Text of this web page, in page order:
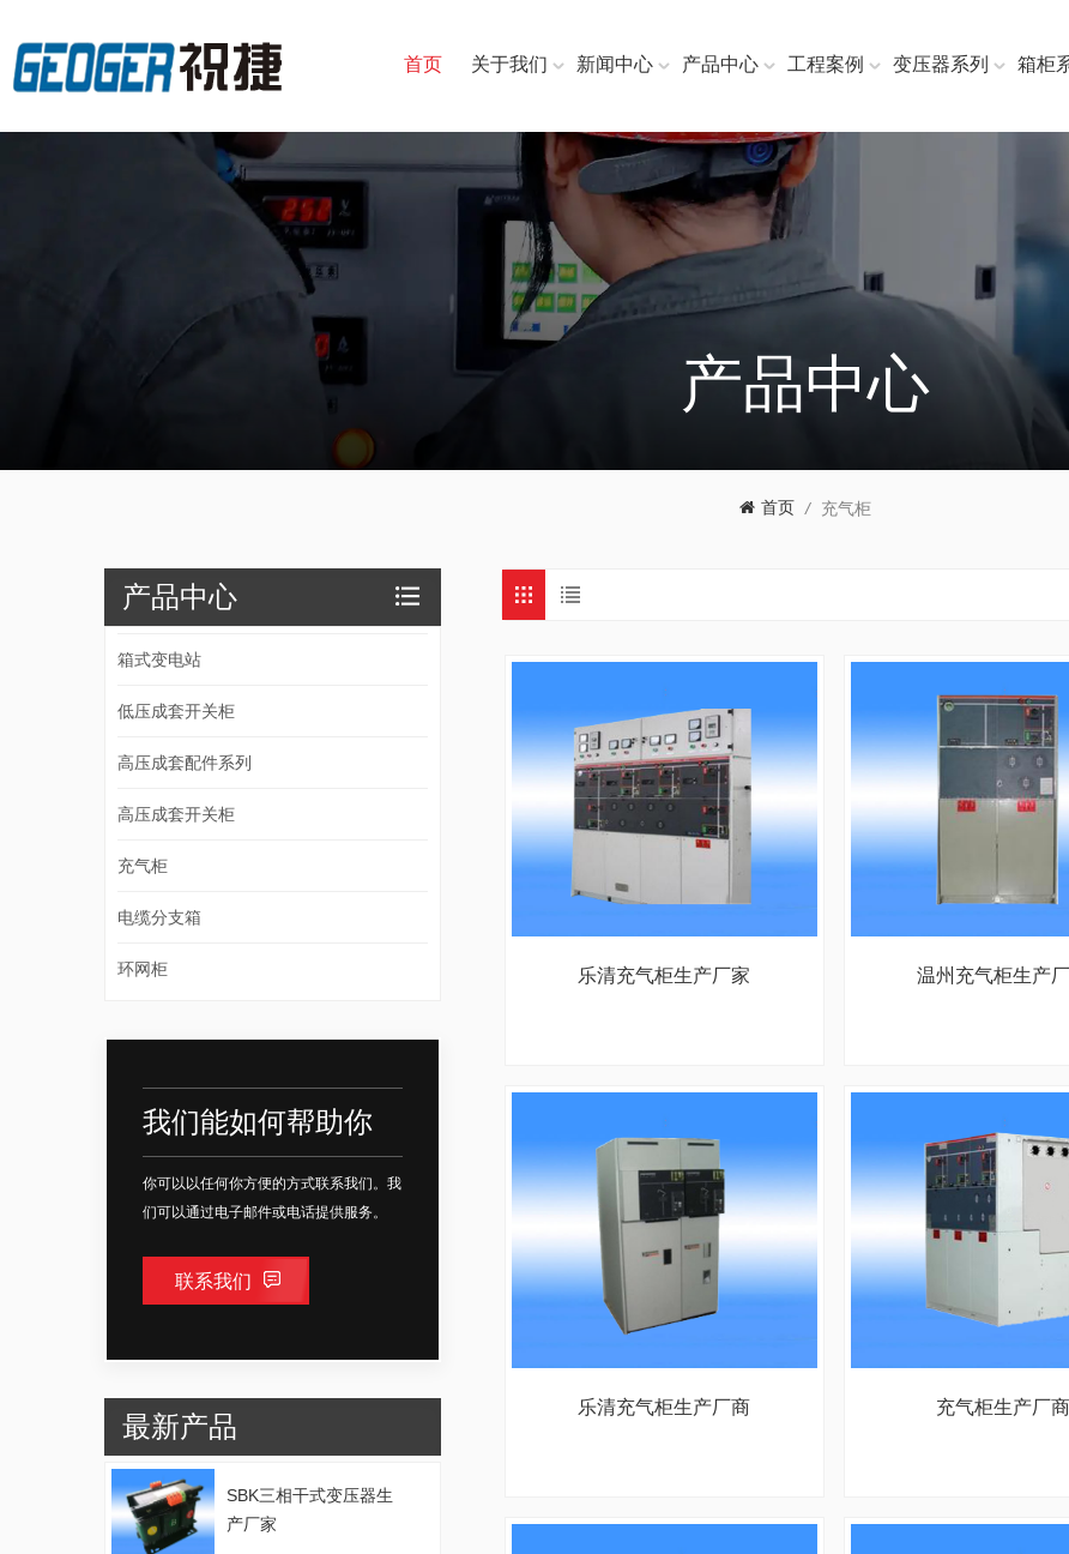
首页 关于我们 新闻中心 产品中心 工程案例 变压器系列 箱柜
产品中心
首页 / 充气柜
乐清充气柜生产厂家 温州充气柜生产
乐清充气柜生产厂商 充气柜生产厂商
产品中心
箱式变电站
低压成套开关柜
高压成套配件系列
高压成套开关柜
充气柜
电缆分支箱
环网柜
我们能如何帮助你
你可以以任何你方便的方式联系我们。我
们可以通过电子邮件或电话提供服务。
联系我们
最新产品
SBK三相干式变压器生
产厂家